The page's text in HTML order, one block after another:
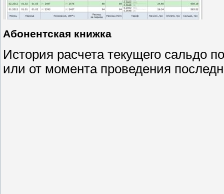
Абонентская книжка
История расчета текущего сальдо
или от момента проведения